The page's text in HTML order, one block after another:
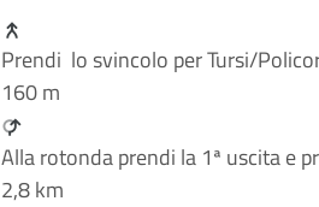
Prendi lo svincolo per Tursi/
160 m
Alla rotonda prendi la 1ª uscita e
2,8 km